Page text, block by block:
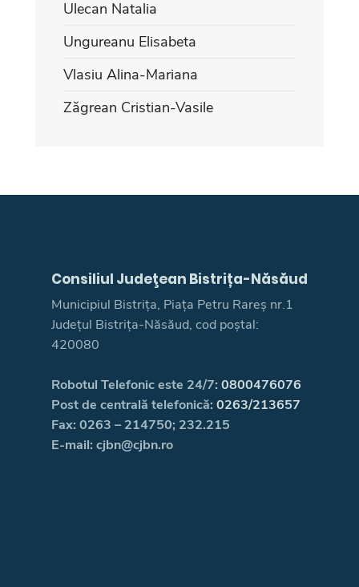
Ulecan Natalia
Ungureanu Elisabeta
Vlasiu Alina-Mariana
Zăgrean Cristian-Vasile
Consiliul Judeţean Bistrița-Năsăud
Municipiul Bistrița, Piața Petru Rareș nr.1
Județul Bistrița-Năsăud, cod poștal:
420080
Robotul Telefonic este 24/7: 0800476076
Post de centrală telefonică: 0263/213657
Fax: 0263 – 214750; 232.215
E-mail: cjbn@cjbn.ro